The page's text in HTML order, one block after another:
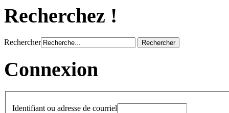
Recherchez !
Rechercher
Connexion
Identifiant ou adresse de courriel